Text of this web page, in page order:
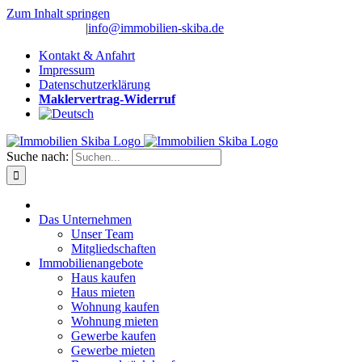
Zum Inhalt springen
|info@immobilien-skiba.de
Kontakt & Anfahrt
Impressum
Datenschutzerklärung
Maklervertrag-Widerruf
Suche nach:
Das Unternehmen
Unser Team
Mitgliedschaften
Immobilienangebote
Haus kaufen
Haus mieten
Wohnung kaufen
Wohnung mieten
Gewerbe kaufen
Gewerbe mieten